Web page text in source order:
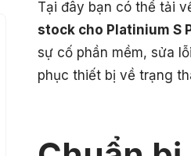
Tại đây bạn có thể tải
stock cho Platinium S
sự cố phần mềm, sửa
phục thiết bị về trạng